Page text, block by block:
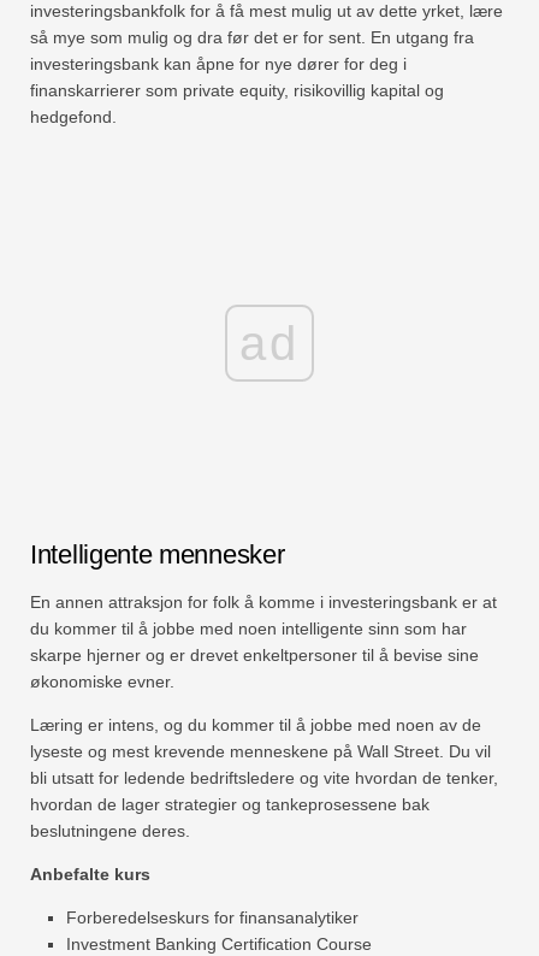
investeringsbankfolk for å få mest mulig ut av dette yrket, lære
så mye som mulig og dra før det er for sent. En utgang fra
investeringsbank kan åpne for nye dører for deg i
finanskarrierer som private equity, risikovillig kapital og
hedgefond.
ad
Intelligente mennesker
En annen attraksjon for folk å komme i investeringsbank er at
du kommer til å jobbe med noen intelligente sinn som har
skarpe hjerner og er drevet enkeltpersoner til å bevise sine
økonomiske evner.
Læring er intens, og du kommer til å jobbe med noen av de
lyseste og mest krevende menneskene på Wall Street. Du vil
bli utsatt for ledende bedriftsledere og vite hvordan de tenker,
hvordan de lager strategier og tankeprosessene bak
beslutningene deres.
Anbefalte kurs
Forberedelseskurs for finansanalytiker
Investment Banking Certification Course